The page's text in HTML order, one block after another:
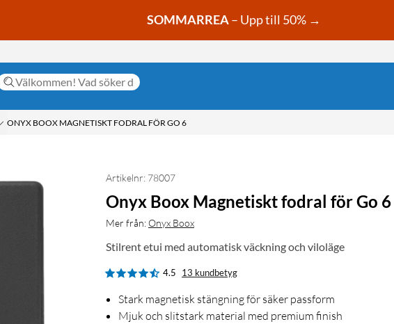
SOMMARREA– Upp till 50% →
ONYX BOOX MAGNETISKT FODRAL FÖR GO 6
Artikelnr: 78007
Onyx Boox Magnetiskt fodral för Go 6
Mer från:Onyx Boox
Stilrent etui med automatisk väckning och viloläge
4.5 13 kundbetyg
Stark magnetisk stängning för säker passform
Mjuk och slitstark material med premium finish